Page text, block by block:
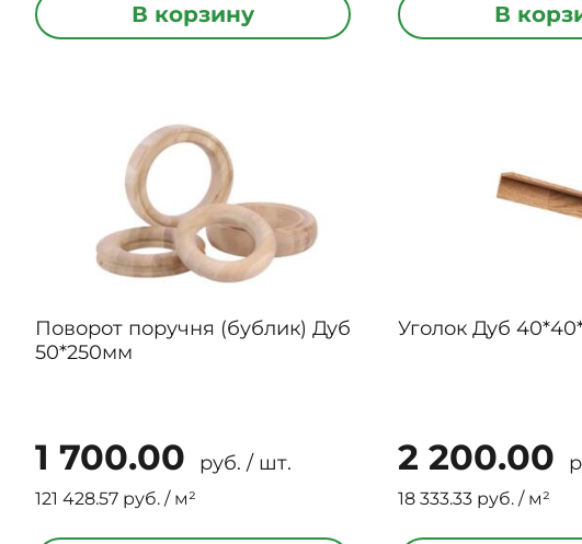
В корзину В
Поворот поручня (бублик) Дуб
50*250мм
1 700.00 руб. / шт.
121 428.57 руб. / м²
Уголок Дуб
2 200.00
18 333.33 руб. / м²